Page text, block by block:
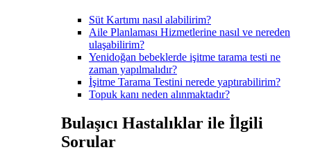
Süt Kartımı nasıl alabilirim?
Aile Planlaması Hizmetlerine nasıl ve nereden
ulaşabilirim?
Yenidoğan bebeklerde işitme tarama testi ne
zaman yapılmalıdır?
İşitme Tarama Testini nerede yaptırabilirim?
Topuk kanı neden alınmaktadır?
Bulaşıcı Hastalıklar ile İlgili
Sorular